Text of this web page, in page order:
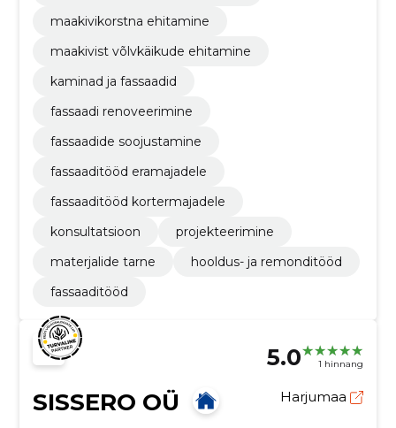
maakivikorstna ehitamine
maakivist võlvkäikude ehitamine
kaminad ja fassaadid
fassaadi renoveerimine
fassaadide soojustamine
fassaaditööd eramajadele
fassaaditööd kortermajadele
konsultatsioon
projekteerimine
materjalide tarne
hooldus- ja remonditööd
fassaaditööd
5.0 1 hinnang
SISSERO OÜ Harjumaa